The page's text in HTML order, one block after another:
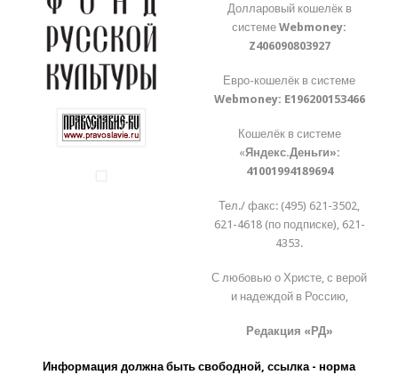
Долларовый кошелёк в
системеWebmoney:
Z406090803927
Евро-кошелёк в системе
Webmoney: E196200153466
Кошелёк в системе
«Яндекс.Деньги»:
41001994189694
Тел./ факс: (495) 621-3502,
621-4618 (по подписке), 621-
4353.
С любовью о Христе, с верой
и надеждой в Россию,
Редакция «РД»
Информация должна быть свободной, ссылка - норма